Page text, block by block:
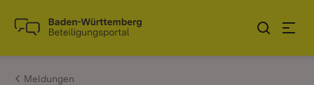
Zum Inhalt springen
Link zur Startseite
Meldungen